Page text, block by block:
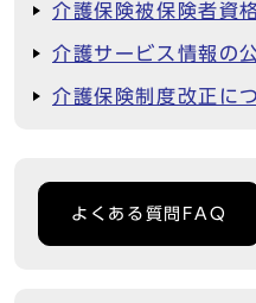
介護保険被保険者資
介護サービス情報の
介護保険制度改正に
よくある質問FAQ